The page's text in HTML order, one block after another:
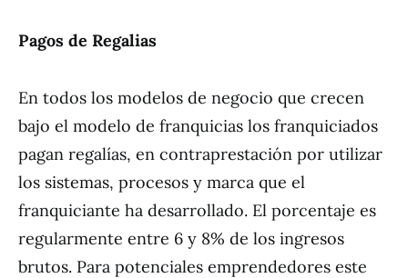
Pagos de Regalias
En todos los modelos de negocio que crecen
bajo el modelo de franquicias los franquiciados
pagan regalías, en contraprestación por utilizar
los sistemas, procesos y marca que el
franquiciante ha desarrollado. El porcentaje es
regularmente entre 6 y 8% de los ingresos
brutos. Para potenciales emprendedores este